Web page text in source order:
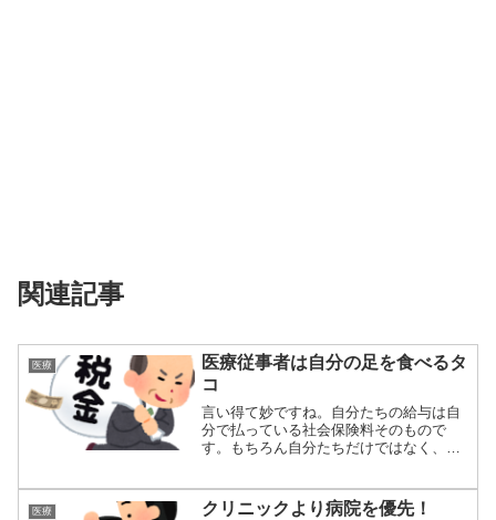
関連記事
医療
医療従事者は自分の足を食べるタ
コ
言い得て妙ですね。自分たちの給与は自
分で払っている社会保険料そのもので
す。もちろん自分たちだけではなく、他
医療 クリニックより病院を優先！